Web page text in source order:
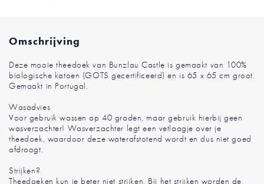
Omschrijving
Deze mooie theedoek van Bunzlau Castle is gemaakt van 100%
biologische katoen (GOTS gecertificeerd) en is 65 x 65 cm groot.
Gemaakt in Portugal.
Wasadvies
Voor gebruik wassen op 40 graden, maar gebruik hierbij geen
wasverzachter! Wasverzachter legt een vetlaagje over je
theedoek, waardoor deze waterafstotend wordt en dus niet goed
afdroogt.
Strijken?
Theedoeken kun je beter niet strijken. Bij het strijken worden de